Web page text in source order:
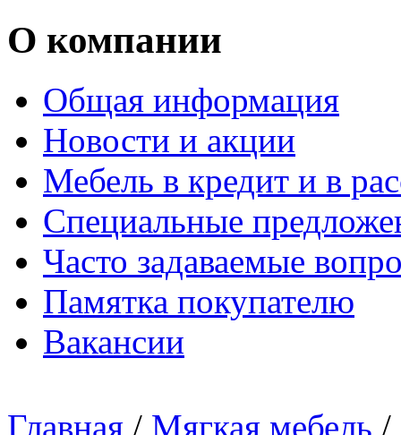
О компании
Общая информация
Новости и акции
Мебель в кредит и в
Специальные
Часто задаваемые
Памятка покупателю
Вакансии
Главная / Мягкая мебель /